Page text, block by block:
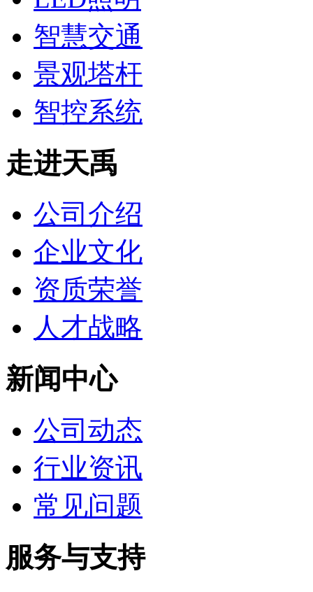
智慧交通
景观塔杆
智控系统
走进天禹
公司介绍
企业文化
资质荣誉
人才战略
新闻中心
公司动态
行业资讯
常见问题
服务与支持